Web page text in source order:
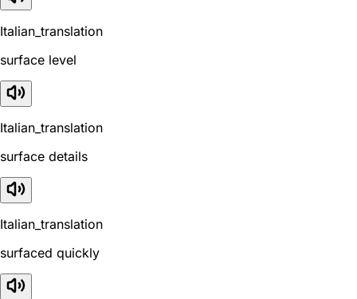
Italian_translation
surface level
Italian_translation
surface details
Italian_translation
surfaced quickly